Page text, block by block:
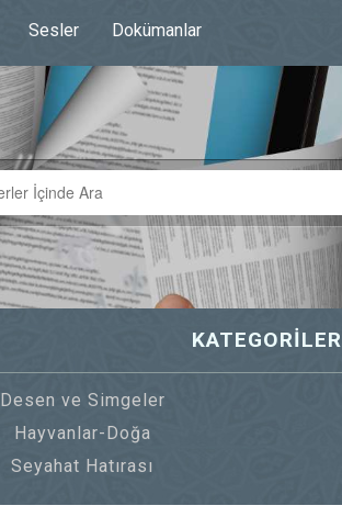
Sesler Dokümanlar
KATEGORİLER
Desen ve Simgeler
Hayvanlar-Doğa
Seyahat Hatırası